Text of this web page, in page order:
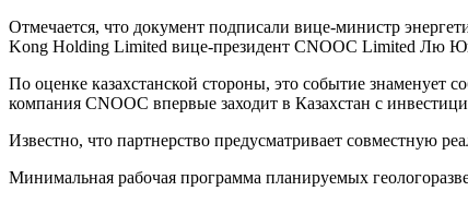
Отмечается, что документ подписали вице-министр
Kong Holding Limited вице-президент CNOOC Limited Лю
По оценке казахстанской стороны, это событие знаменует
компания CNOOC впервые заходит в Казахстан с
Известно, что партнерство предусматривает совместную
Минимальная рабочая программа планируемых